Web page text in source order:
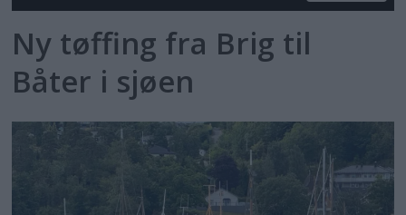
Ny tøffing fra Brig til
Båter i sjøen